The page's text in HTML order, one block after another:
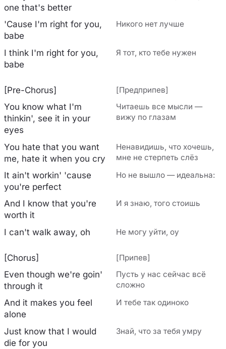
one that's better
'Cause I'm right for you,
babe
Никого нет лучше
I think I'm right for you,
babe
Я тот, кто тебе нужен
[Pre-Chorus] [Предприпев]
You know what I'm
thinkin', see it in your
eyes
Читаешь все мысли —
вижу по глазам
You hate that you want
me, hate it when you cry
Ненавидишь, что хочешь,
мне не стерпеть слёз
It ain't workin' 'cause
you're perfect
Но не вышло — идеальна:
And I know that you're
worth it
И я знаю, того стоишь
I can't walk away, oh Не могу уйти, оу
[Chorus] [Припев]
Even though we're goin'
through it
Пусть у нас сейчас всё
сложно
And it makes you feel
alone
И тебе так одиноко
Just know that I would
die for you
Знай, что за тебя умру